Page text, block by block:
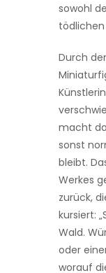
sowohl
Durch
macht
sonst
bleibt.
Werkes
zurück,
kursiert:
Wald.
oder
worauf